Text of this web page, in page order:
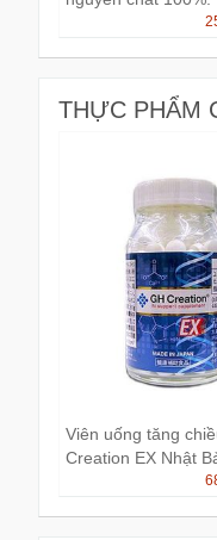
THỰC PHẨM
Viên uống tăng
Creation EX Nhật